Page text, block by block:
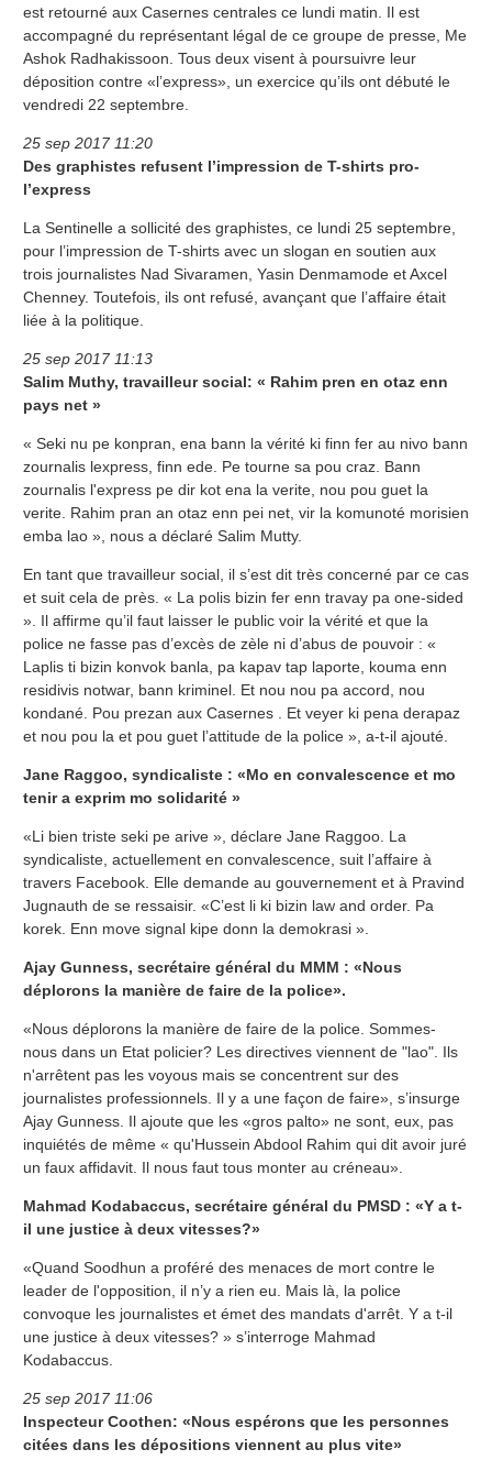
est retourné aux Casernes centrales ce lundi matin. Il est
accompagné du représentant légal de ce groupe de presse, Me
Ashok Radhakissoon. Tous deux visent à poursuivre leur
déposition contre «l’express», un exercice qu’ils ont débuté le
vendredi 22 septembre.
25 sep 2017 11:20
Des graphistes refusent l’impression de T-shirts pro-
l’express
La Sentinelle a sollicité des graphistes, ce lundi 25 septembre,
pour l’impression de T-shirts avec un slogan en soutien aux
trois journalistes Nad Sivaramen, Yasin Denmamode et Axcel
Chenney. Toutefois, ils ont refusé, avançant que l’affaire était
liée à la politique.
25 sep 2017 11:13
Salim Muthy, travailleur social: « Rahim pren en otaz enn
pays net »
« Seki nu pe konpran, ena bann la vérité ki finn fer au nivo bann
zournalis lexpress, finn ede. Pe tourne sa pou craz. Bann
zournalis l'express pe dir kot ena la verite, nou pou guet la
verite. Rahim pran an otaz enn pei net, vir la komunoté morisien
emba lao », nous a déclaré Salim Mutty.
En tant que travailleur social, il s’est dit très concerné par ce cas
et suit cela de près. « La polis bizin fer enn travay pa one-sided
». Il affirme qu’il faut laisser le public voir la vérité et que la
police ne fasse pas d’excès de zèle ni d’abus de pouvoir : «
Laplis ti bizin konvok banla, pa kapav tap laporte, kouma enn
residivis notwar, bann kriminel. Et nou nou pa accord, nou
kondané. Pou prezan aux Casernes . Et veyer ki pena derapaz
et nou pou la et pou guet l’attitude de la police », a-t-il ajouté.
Jane Raggoo, syndicaliste : «Mo en convalescence et mo
tenir a exprim mo solidarité »
«Li bien triste seki pe arive », déclare Jane Raggoo. La
syndicaliste, actuellement en convalescence, suit l’affaire à
travers Facebook. Elle demande au gouvernement et à Pravind
Jugnauth de se ressaisir. «C’est li ki bizin law and order. Pa
korek. Enn move signal kipe donn la demokrasi ».
Ajay Gunness, secrétaire général du MMM : «Nous
déplorons la manière de faire de la police».
«Nous déplorons la manière de faire de la police. Sommes-
nous dans un Etat policier? Les directives viennent de "lao". Ils
n'arrêtent pas les voyous mais se concentrent sur des
journalistes professionnels. Il y a une façon de faire», s’insurge
Ajay Gunness. Il ajoute que les «gros palto» ne sont, eux, pas
inquiétés de même « qu'Hussein Abdool Rahim qui dit avoir juré
un faux affidavit. Il nous faut tous monter au créneau».
Mahmad Kodabaccus, secrétaire général du PMSD : «Y a t-
il une justice à deux vitesses?»
«Quand Soodhun a proféré des menaces de mort contre le
leader de l'opposition, il n’y a rien eu. Mais là, la police
convoque les journalistes et émet des mandats d'arrêt. Y a t-il
une justice à deux vitesses? » s’interroge Mahmad
Kodabaccus.
25 sep 2017 11:06
Inspecteur Coothen: «Nous espérons que les personnes
citées dans les dépositions viennent au plus vite»